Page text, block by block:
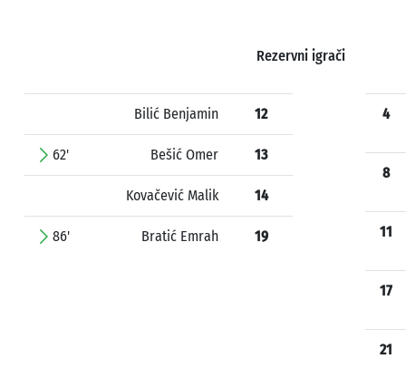
Rezervni igrači
Bilić Benjamin 12
62' Bešić Omer 13
Kovačević Malik 14
86' Bratić Emrah 19
4
8
11
17
21